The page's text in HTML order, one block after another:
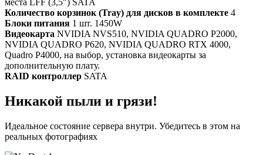
места LFF (3,5") SATA
Количество корзинок (Tray) для дисков в комплекте 4
Блоки питания 1 шт. 1450W
Видеокарта NVIDIA NVS510, NVIDIA QUADRO P2000,
NVIDIA QUADRO P620, NVIDIA QUADRO RTX 4000,
Quadro P4000, на выбор, установка видеокарты за
дополнительную плату.
RAID контроллер SATA
Никакой пыли и грязи!
Идеальное состояние сервера внутри. Убедитесь в этом на
реальных фотографиях